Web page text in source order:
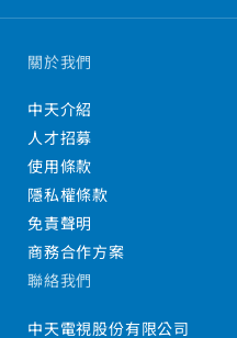
關於我們
中天介紹
人才招募
使用條款
隱私權條款
免責聲明
商務合作方案
聯絡我們
中天電視股份有限公司